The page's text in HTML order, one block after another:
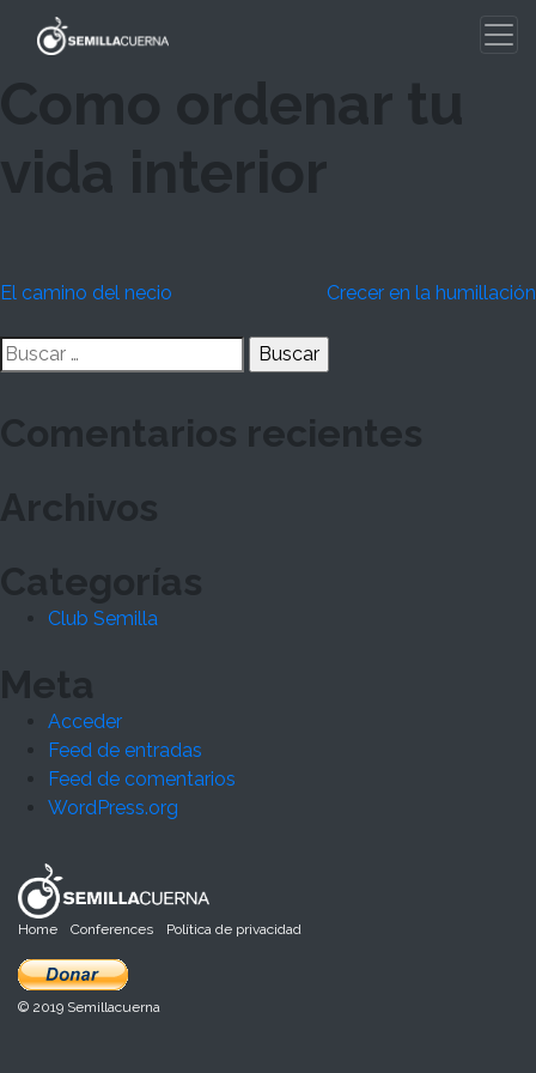
Como ordenar tu
vida interior
Navegación
de
El camino del necio Crecer en la humillación
Buscar:
Comentarios recientes
Archivos
Categorías
Club Semilla
Meta
Acceder
Feed de entradas
Feed de comentarios
WordPress.org
Home Conferences Política de privacidad
© 2019 Semillacuerna